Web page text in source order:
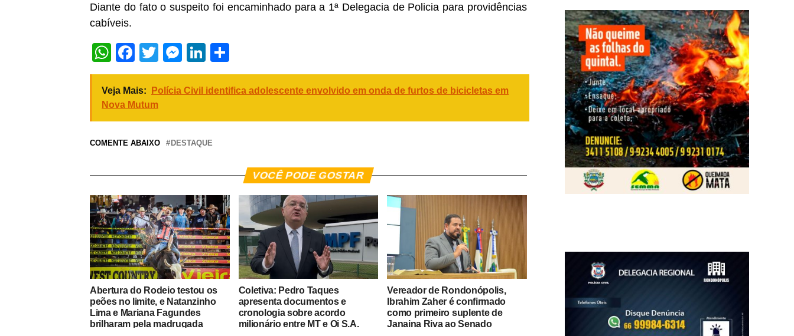
Diante do fato o suspeito foi encaminhado para a 1ª Delegacia de Policia para providências
cabíveis.
WhatsApp
Facebook
TwitterMessenger
LinkedIn
Veja Mais:
Polícia Civil identifica adolescente envolvido em onda de furtos de bicicletas em
Nova Mutum
COMENTE ABAIXO DESTAQUE
VOCÊ PODE GOSTAR
Abertura do Rodeio testou os
peões no limite, e Natanzinho
Lima e Mariana Fagundes
brilharam pela madrugada
Coletiva: Pedro Taques
apresenta documentos e
cronologia sobre acordo
milionário entre MT e Oi S.A.
Vereador de Rondonópolis,
Ibrahim Zaher é confirmado
como primeiro suplente de
Janaina Riva ao Senado